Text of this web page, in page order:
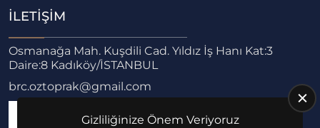
İLETIŞIM
Osmanağa Mah. Kuşdili Cad. Yıldız İş Hanı Kat:3
Daire:8 Kadıköy/İSTANBUL
brc.oztoprak@gmail.com
Pazartesi-CumaGizliliğinize Önem Veriyoruz